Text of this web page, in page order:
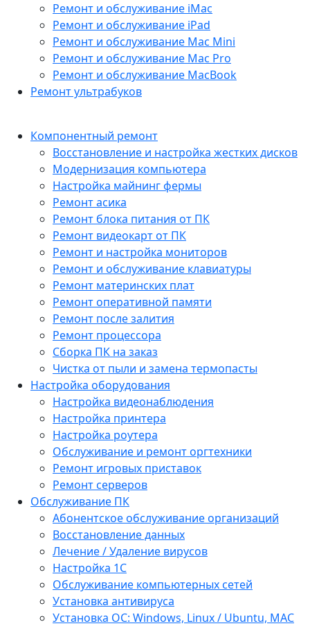
Ремонт и обслуживание iMac
Ремонт и обслуживание iPad
Ремонт и обслуживание Mac Mini
Ремонт и обслуживание Mac Pro
Ремонт и обслуживание MacBook
Ремонт ультрабуков
Компонентный ремонт
Восстановление и настройка жестких дисков
Модернизация компьютера
Настройка майнинг фермы
Ремонт асика
Ремонт блока питания от ПК
Ремонт видеокарт от ПК
Ремонт и настройка мониторов
Ремонт и обслуживание клавиатуры
Ремонт материнских плат
Ремонт оперативной памяти
Ремонт после залития
Ремонт процессора
Сборка ПК на заказ
Чистка от пыли и замена термопасты
Настройка оборудования
Настройка видеонаблюдения
Настройка принтера
Настройка роутера
Обслуживание и ремонт оргтехники
Ремонт игровых приставок
Ремонт серверов
Обслуживание ПК
Абонентское обслуживание организаций
Восстановление данных
Лечение / Удаление вирусов
Настройка 1С
Обслуживание компьютерных сетей
Установка антивируса
Установка ОС: Windows, Linux / Ubuntu, МАС